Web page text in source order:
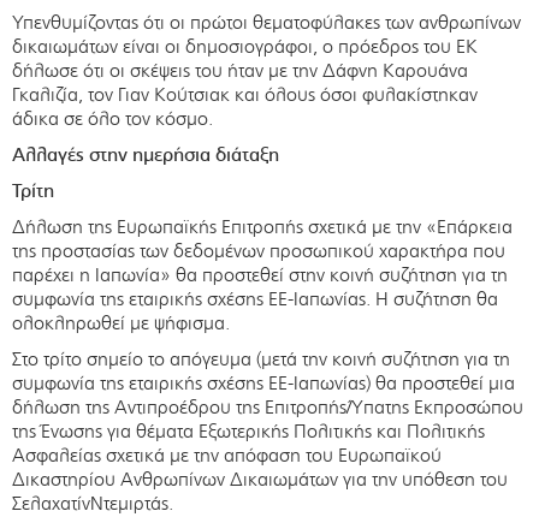
Υπενθυμίζοντας ότι οι πρώτοι θεματοφύλακες των ανθρωπίνων
δικαιωμάτων είναι οι δημοσιογράφοι, ο πρόεδρος του ΕΚ
δήλωσε ότι οι σκέψεις του ήταν με την Δάφνη Καρουάνα
Γκαλιζία, τον Γιαν Κούτσιακ και όλους όσοι φυλακίστηκαν
άδικα σε όλο τον κόσμο.
Αλλαγές στην ημερήσια διάταξη
Τρίτη
Δήλωση της Ευρωπαϊκής Επιτροπής σχετικά με την «Επάρκεια
της προστασίας των δεδομένων προσωπικού χαρακτήρα που
παρέχει η Ιαπωνία» θα προστεθεί στην κοινή συζήτηση για τη
συμφωνία της εταιρικής σχέσης ΕΕ-Ιαπωνίας. Η συζήτηση θα
ολοκληρωθεί με ψήφισμα.
Στο τρίτο σημείο το απόγευμα (μετά την κοινή συζήτηση για τη
συμφωνία της εταιρικής σχέσης ΕΕ-Ιαπωνίας) θα προστεθεί μια
δήλωση της Αντιπροέδρου της Επιτροπής/Ύπατης Εκπροσώπου
της Ένωσης για θέματα Εξωτερικής Πολιτικής και Πολιτικής
Ασφαλείας σχετικά με την απόφαση του Ευρωπαϊκού
Δικαστηρίου Ανθρωπίνων Δικαιωμάτων για την υπόθεση του
ΣελαχατίνΝτεμιρτάς.